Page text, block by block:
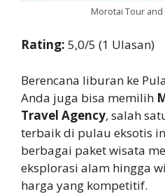
Morotai Tour and
Rating: 5,0/5 (1 Ulasan)
Berencana liburan ke
Anda juga bisa memilih
Travel Agency, salah
terbaik di pulau eksotis
berbagai paket wisata
eksplorasi alam hingga
harga yang kompetitif.